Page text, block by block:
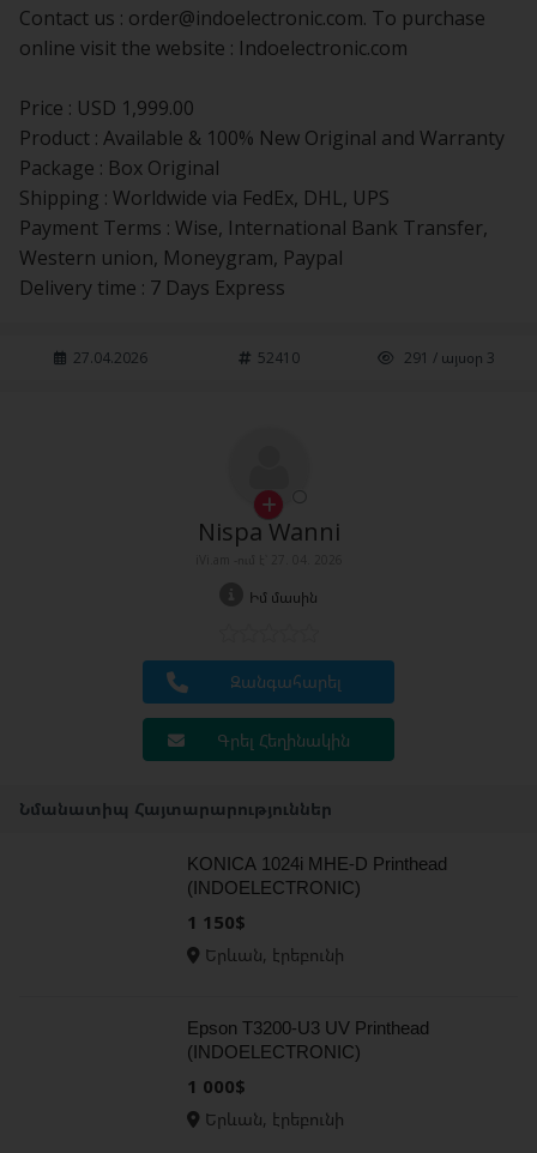
Contact us : order@indoelectronic.com. To purchase
online visit the website : Indoelectronic.com
Price : USD 1,999.00
Product : Available & 100% New Original and Warranty
Package : Box Original
Shipping : Worldwide via FedEx, DHL, UPS
Payment Terms : Wise, International Bank Transfer,
Western union, Moneygram, Paypal
Delivery time : 7 Days Express
27.04.2026 52410 291 / այսօր 3
Nispa Wanni
Իմ մասին
Զանգահարել
Գրել Հեղինակին
Նմանատիպ Հայտարարություններ
KONICA 1024i MHE-D Printhead
(INDOELECTRONIC)
1 150$
Երևան, էրեբունի
Epson T3200-U3 UV Printhead
(INDOELECTRONIC)
1 000$
Երևան, էրեբունի